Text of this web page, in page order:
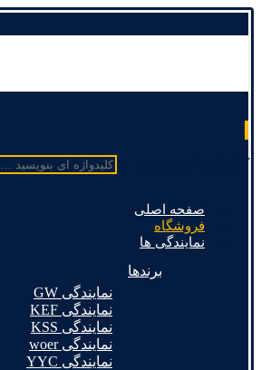
کلیدواژه ای بنویسید ...
صفحه اصلی
فروشگاه
نمایندگی ها
برندها
نمایندگی GW
نمایندگی KEF
نمایندگی KSS
نمایندگی woer
نمایندگی YYC